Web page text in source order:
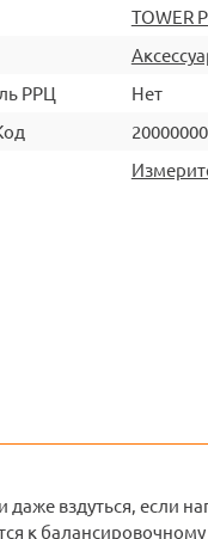
TOWER
РРЦ
Нет
вздуться, если
к